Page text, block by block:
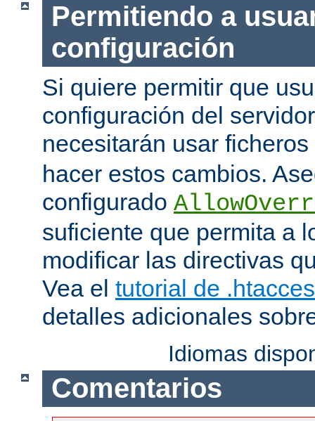
Permitiendo a
configuración
Si quiere permitir que
configuración del
necesitarán usar ficheros
hacer estos cambios.
configurado
suficiente que permita a
modificar las directivas
Vea el tutorial de
detalles adicionales
Idiomas
Comentarios